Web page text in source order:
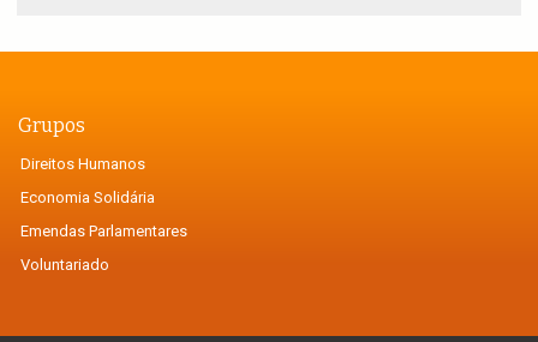
Grupos
Direitos Humanos
Economia Solidária
Emendas Parlamentares
Voluntariado